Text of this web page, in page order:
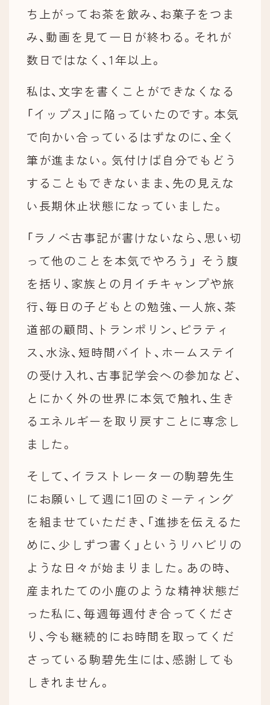
ち上がってお茶を飲み、お菓子をつま
み、動画を見て一日が終わる。それが
数日ではなく、1年以上。
私は、文字を書くことができなくなる
「イップス」に陥っていたのです。本気
で向かい合っているはずなのに、全く
筆が進まない。気付けば自分でもどう
することもできないまま、先の見えな
い長期休止状態になっていました。
「ラノベ古事記が書けないなら、思い切
って他のことを本気でやろう」 そう腹
を括り、家族との月イチキャンプや旅
行、毎日の子どもとの勉強、一人旅、茶
道部の顧問、トランポリン、ピラティ
ス、水泳、短時間バイト、ホームステイ
の受け入れ、古事記学会への参加など、
とにかく外の世界に本気で触れ、生き
るエネルギーを取り戻すことに専念し
ました。
そして、イラストレーターの駒碧先生
にお願いして週に1回のミーティング
を組ませていただき、「進捗を伝えるた
めに、少しずつ書く」というリハビリの
ような日々が始まりました。あの時、
産まれたての小鹿のような精神状態だ
った私に、毎週毎週付き合ってくださ
り、今も継続的にお時間を取ってくだ
さっている駒碧先生には、感謝しても
しきれません。